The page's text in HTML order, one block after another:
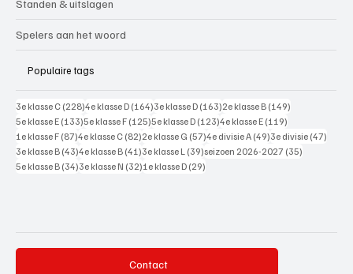
Standen & uitslagen
Spelers aan het woord
Populaire tags
3e klasse C (228)228 posts
4e klasse D (164)164 posts
3e klasse D (163)163 posts
2e klasse B (149)
5e klasse E (133)133 posts
5e klasse F (125)125 posts
5e klasse D (123)123 posts
4e klasse E (119)
1e klasse F (87)87 posts
4e klasse C (82)82 posts
2e klasse G (57)57 posts
4e divisie A (49)49 posts
3e divisie (47)
3e klasse B (43)43 posts
4e klasse B (41)41 posts
3e klasse L (39)39 posts
seizoen 2026-2027 (35)
5e klasse B (34)34 posts
3e klasse N (32)32 posts
1e klasse D (29)
Contact